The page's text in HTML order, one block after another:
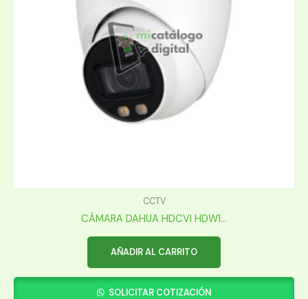
CCTV
CÁMARA DAHUA HDCVI HDW1...
AÑADIR AL CARRITO
SOLICITAR COTIZACIÓN